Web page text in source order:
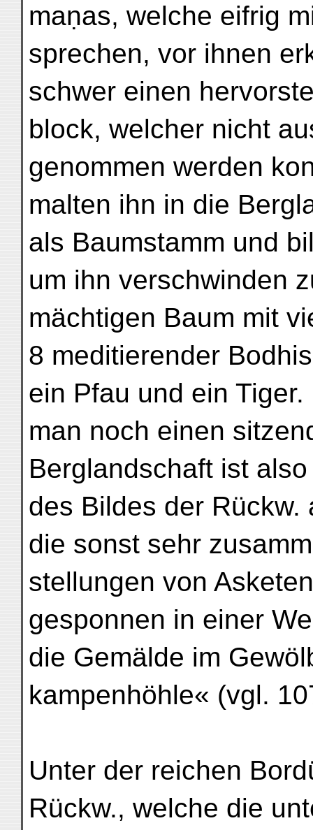
maṇas, welche eifrig
sprechen, vor ihnen
schwer einen
block, welcher nicht
genommen werden
malten ihn in die
als Baumstamm und
um ihn verschwinden
mächtigen Baum mit
8 meditierender
ein Pfau und ein
man noch einen
Berglandschaft ist
des Bildes der Rückw.
die sonst sehr
stellungen von
gesponnen in einer
die Gemälde im
kampenhöhle« (vgl.
Unter der reichen
Rückw., welche die